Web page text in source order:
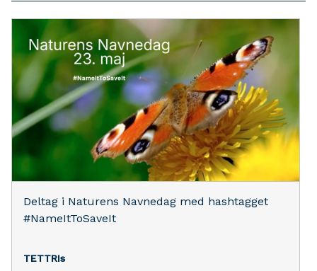
Deltag i Naturens Navnedag med hashtagget
#NameItToSaveIt
TETTRIs